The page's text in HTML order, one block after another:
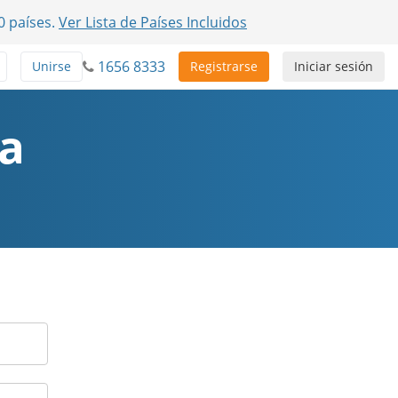
países. Ver Lista de Países Incluidos
Iniciar sesión
Registrarse
1656 8333
Unirse